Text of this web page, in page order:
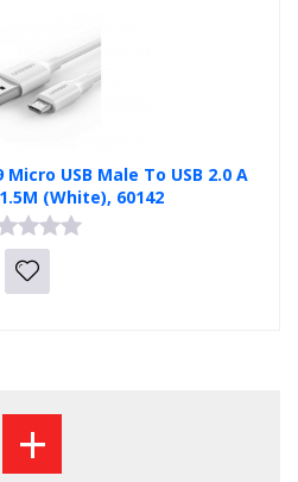
USB Male To USB 2.0 A
(White), 60142
+